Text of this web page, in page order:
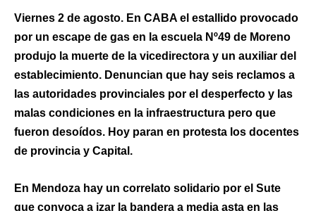
Viernes 2 de agosto. En CABA el estallido provocado
por un escape de gas en la escuela Nº49 de Moreno
produjo la muerte de la vicedirectora y un auxiliar del
establecimiento. Denuncian que hay seis reclamos a
las autoridades provinciales por el desperfecto y las
malas condiciones en la infraestructura pero que
fueron desoídos. Hoy paran en protesta los docentes
de provincia y Capital.
En Mendoza hay un correlato solidario por el Sute
que convoca a izar la bandera a media asta en las